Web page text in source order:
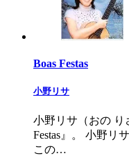
Boas Festas
小野リサ
小野リサ（おの り
Festas』。 小野リ
この…